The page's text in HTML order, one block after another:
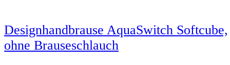
Designhandbrause AquaSwitch Softcube,
ohne Brauseschlauch